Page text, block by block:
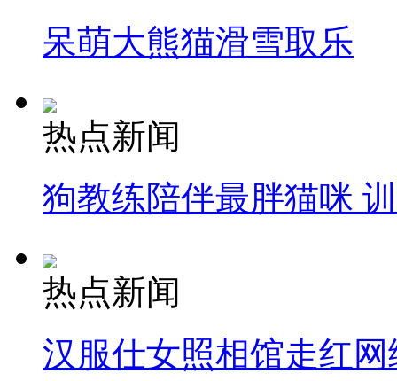
呆萌大熊猫滑雪取乐
热点新闻
狗教练陪伴最胖猫咪
热点新闻
汉服仕女照相馆走红网